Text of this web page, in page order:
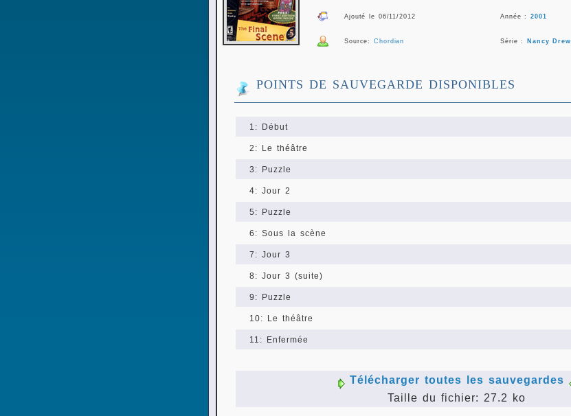
Ajouté le 06/11/2012 Année : 2001
Source:Chordian Série : Nancy Drew
POINTS DE SAUVEGARDE DISPONIBLES
1: Début
2: Le théâtre
3: Puzzle
4: Jour 2
5: Puzzle
6: Sous la scène
7: Jour 3
8: Jour 3 (suite)
9: Puzzle
10: Le théâtre
11: Enfermée
Télécharger toutes les sauvegardes
Taille du fichier: 27.2 ko